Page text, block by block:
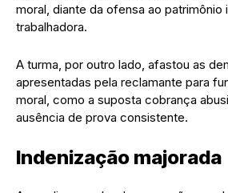
moral, diante da ofensa ao patrimônio
trabalhadora.
A turma, por outro lado, afastou as
apresentadas pela reclamante para
moral, como a suposta cobrança
ausência de prova consistente.
Indenização majorada